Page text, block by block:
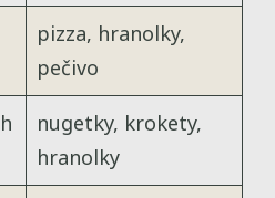
pizza, hranolky,
pečivo
nugetky, krokety,
hranolky